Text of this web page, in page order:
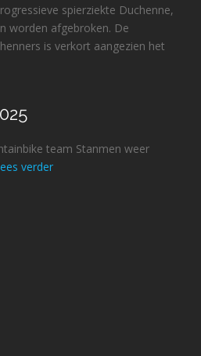
spierziekte Duchenne,
worden afgebroken. De
is verkort aangezien het
team Stanmen weer
verder